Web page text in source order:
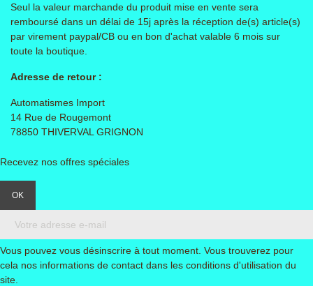
Seul la valeur marchande du produit mise en vente sera
remboursé dans un délai de 15j après la réception de(s) article(s)
par virement paypal/CB ou en bon d'achat valable 6 mois sur
toute la boutique.
Adresse de retour :
Automatismes Import
14 Rue de Rougemont
78850 THIVERVAL GRIGNON
Recevez nos offres spéciales
Vous pouvez vous désinscrire à tout moment. Vous trouverez pour
cela nos informations de contact dans les conditions d'utilisation du
site.